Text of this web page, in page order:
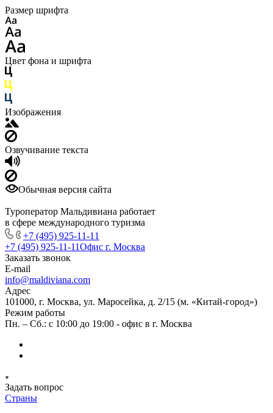
Размер шрифта
Цвет фона и шрифта
Изображения
Озвучивание текста
Обычная версия сайта
Туроператор Мальдивиана работает
в сфере международного туризма
+7 (495) 925-11-11
+7 (495) 925-11-11Офис г. Москва
Заказать звонок
E-mail
info@maldiviana.com
Адрес
101000, г. Москва, ул. Маросейка, д. 2/15 (м. «Китай-город»)
Режим работы
Пн. – Сб.: с 10:00 до 19:00 - офис в г. Москва
Задать вопрос
Страны